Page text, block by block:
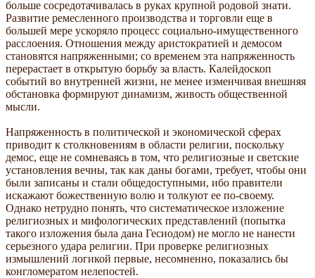
больше сосредотачивалась в руках крупной родовой знати.
Развитие ремесленного производства и торговли еще в
большей мере ускоряло процесс социально-имущественного
расслоения. Отношения между аристократией и демосом
становятся напряженными; со временем эта напряженность
перерастает в открытую борьбу за власть. Калейдоскоп
событий во внутренней жизни, не менее изменчивая внешняя
обстановка формируют динамизм, живость общественной
мысли.
Напряженность в политической и экономической сферах
приводит к столкновениям в области религии, поскольку
демос, еще не сомневаясь в том, что религиозные и светские
установления вечны, так как даны богами, требует, чтобы они
были записаны и стали общедоступными, ибо правители
искажают божественную волю и толкуют ее по-своему.
Однако нетрудно понять, что систематическое изложение
религиозных и мифологических представлений (попытка
такого изложения была дана Гесиодом) не могло не нанести
серьезного удара религии. При проверке религиозных
измышлений логикой первые, несомненно, показались бы
конгломератом нелепостей.